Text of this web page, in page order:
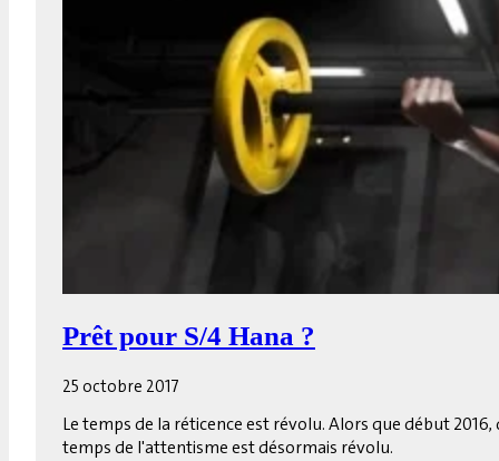
Prêt pour S/4 Hana ?
25 octobre 2017
Le temps de la réticence est révolu. Alors que début
temps de l'attentisme est désormais révolu.